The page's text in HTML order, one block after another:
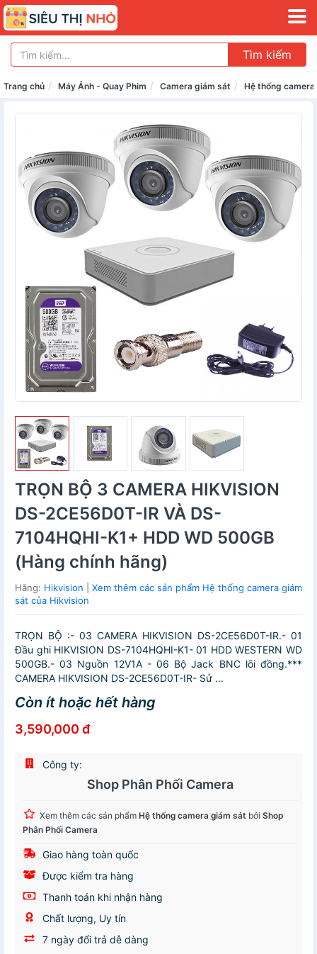
Tìm kiếm
Trang chủ Máy Ảnh - Quay Phim Camera giám sát Hệ thống
TRỌN BỘ 3 CAMERA HIKVISION
DS-2CE56D0T-IR VÀ DS-
7104HQHI-K1+ HDD WD 500GB
(Hàng chính hãng)
Hãng: Hikvision
Xem thêm các sản phẩm Hệ thống camera giám
sát của Hikvision
TRỌN BỘ :- 03 CAMERA HIKVISION DS-2CE56D0T-IR.- 01
Đầu ghi HIKVISION DS-7104HQHI-K1- 01 HDD WESTERN WD
500GB.- 03 Nguồn 12V1A - 06 Bộ Jack BNC lõi đồng.***
CAMERA HIKVISION DS-2CE56D0T-IR- Sử ...
Còn ít hoặc hết hàng
3,590,000 đ
Công ty:
Shop Phân Phối Camera
Xem thêm các sản phẩm Hệ thống camera giám sát bởi Shop
Phân Phối Camera
Giao hàng toàn quốc
Được kiểm tra hàng
Thanh toán khi nhận hàng
Chất lượng, Uy tín
7 ngày đổi trả dễ dàng